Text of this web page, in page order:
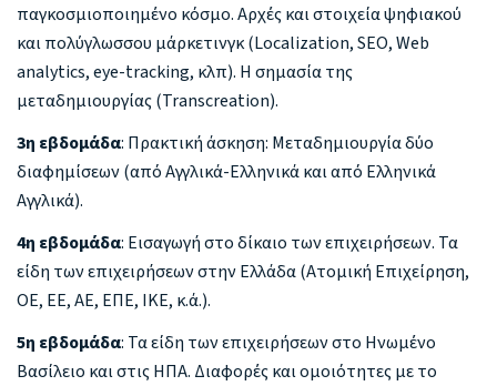
παγκοσμιοποιημένο κόσμο. Αρχές και στοιχεία ψηφιακού
και πολύγλωσσου μάρκετινγκ (Localization, SEO, Web
analytics, eye-tracking, κλπ). Η σημασία της
μεταδημιουργίας (Transcreation).
3η εβδομάδα: Πρακτική άσκηση: Μεταδημιουργία δύο
διαφημίσεων (από Αγγλικά-Ελληνικά και από Ελληνικά
Αγγλικά).
4η εβδομάδα: Εισαγωγή στο δίκαιο των επιχειρήσεων. Τα
είδη των επιχειρήσεων στην Ελλάδα (Ατομική Επιχείρηση,
ΟΕ, ΕΕ, ΑΕ, ΕΠΕ, ΙΚΕ, κ.ά.).
5η εβδομάδα: Τα είδη των επιχειρήσεων στο Ηνωμένο
Βασίλειο και στις ΗΠΑ. Διαφορές και ομοιότητες με το